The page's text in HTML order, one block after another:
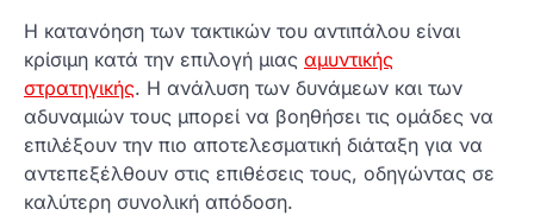
Η κατανόηση των τακτικών του αντιπάλου είναι
κρίσιμη κατά την επιλογή μιας αμυντικής
στρατηγικής. Η ανάλυση των δυνάμεων και των
αδυναμιών τους μπορεί να βοηθήσει τις ομάδες να
επιλέξουν την πιο αποτελεσματική διάταξη για να
αντεπεξέλθουν στις επιθέσεις τους, οδηγώντας σε
καλύτερη συνολική απόδοση.